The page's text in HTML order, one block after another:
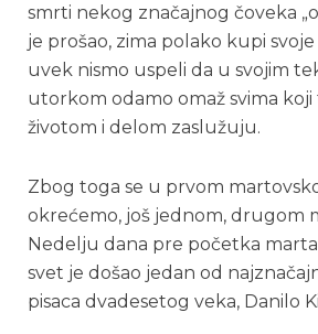
smrti nekog značajnog čoveka
je prošao, zima polako kupi
uvek nismo uspeli da u svojim
utorkom odamo omaž svima koji
životom i delom zaslužuju.
Zbog toga se u prvom
okrećemo, još jednom, drugom
Nedelju dana pre početka
svet je došao jedan od
pisaca dvadesetog veka, Danilo